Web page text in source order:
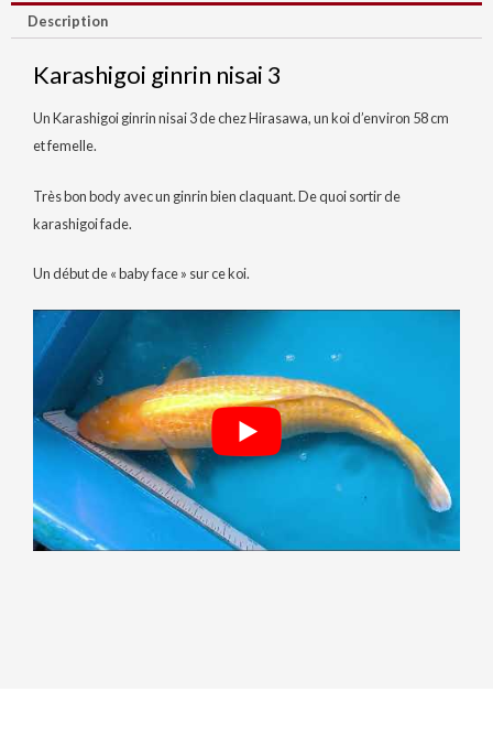
Description
Karashigoi ginrin nisai 3
Un Karashigoi ginrin nisai 3 de chez Hirasawa, un koi d’environ 58 cm
et femelle.
Très bon body avec un ginrin bien claquant. De quoi sortir de
karashigoi fade.
Un début de « baby face » sur ce koi.